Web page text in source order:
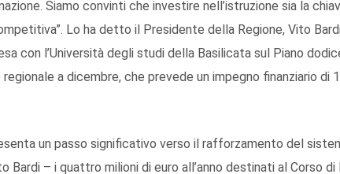
Siamo convinti che investire nell’istruzione sia la
Lo ha detto il Presidente della Regione, Vito
con l’Università degli studi della Basilicata sul Piano
a dicembre, che prevede un impegno finanziario di
un passo significativo verso il rafforzamento del
Bardi – i quattro milioni di euro all’anno destinati al Corso di